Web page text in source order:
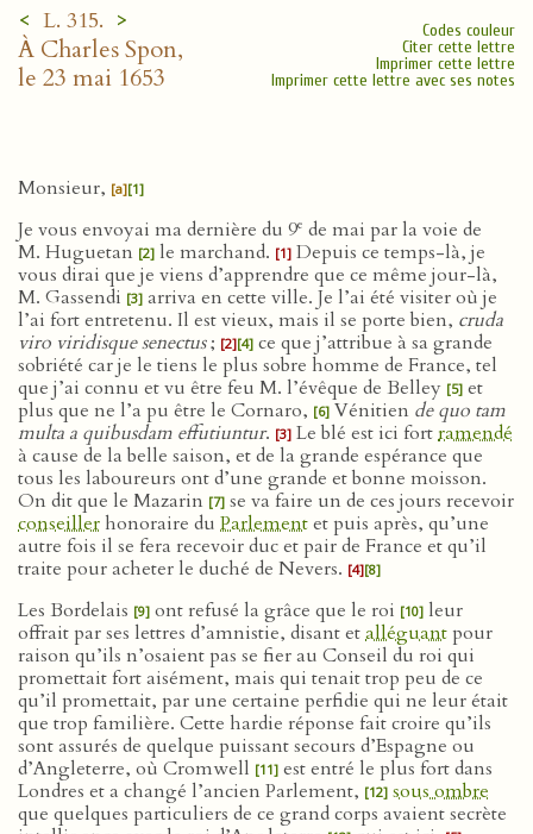
< L. 315. >
À Charles Spon,
le 23 mai 1653
Codes couleur
Citer cette lettre
Imprimer cette lettre
Imprimer cette lettre avec ses notes
Monsieur, [a][1]
Je vous envoyai ma dernière du 9e de mai par la voie de
M. Huguetan [2] le marchand. [1] Depuis ce temps-là, je
vous dirai que je viens d’apprendre que ce même jour-là,
M. Gassendi [3] arriva en cette ville. Je l’ai été visiter où je
l’ai fort entretenu. Il est vieux, mais il se porte bien, cruda
viro viridisque senectus; [2][4] ce que j’attribue à sa grande
sobriété car je le tiens le plus sobre homme de France, tel
que j’ai connu et vu être feu M. l’évêque de Belley [5] et
plus que ne l’a pu être le Cornaro, [6] Vénitien de quo tam
multa a quibusdam effutiuntur. [3] Le blé est ici fortramendé
à cause de la belle saison, et de la grande espérance que
tous les laboureurs ont d’une grande et bonne moisson.
On dit que le Mazarin [7] se va faire un de ces jours recevoir
conseillerhonoraire du Parlementet puis après, qu’une
autre fois il se fera recevoir duc et pair de France et qu’il
traite pour acheter le duché de Nevers. [4][8]
Les Bordelais [9] ont refusé la grâce que le roi [10] leur
offrait par ses lettres d’amnistie, disant etalléguantpour
raison qu’ils n’osaient pas se fier au Conseil du roi qui
promettait fort aisément, mais qui tenait trop peu de ce
qu’il promettait, par une certaine perfidie qui ne leur était
que trop familière. Cette hardie réponse fait croire qu’ils
sont assurés de quelque puissant secours d’Espagne ou
d’Angleterre, où Cromwell [11] est entré le plus fort dans
Londres et a changé l’ancien Parlement, [12] sous ombre
que quelques particuliers de ce grand corps avaient secrète